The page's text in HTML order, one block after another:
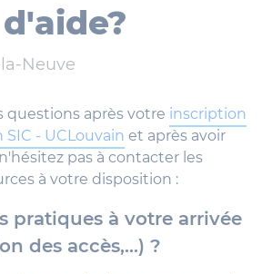
Neuve
questions après votre inscription
- UCLouvain et après avoir
pas à contacter les
à votre disposition :
pratiques à votre arrivée
des accès,...) ?